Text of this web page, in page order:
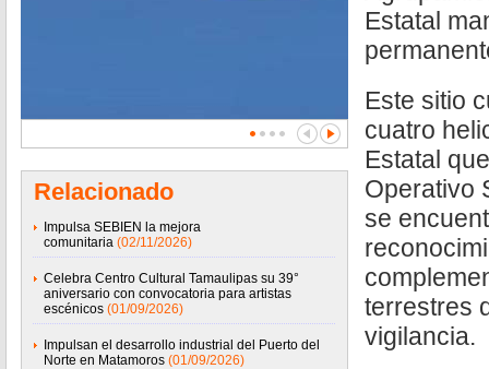
Relacionado
Impulsa SEBIEN la mejora
comunitaria (02/11/2026)
Celebra Centro Cultural Tamaulipas su 39°
aniversario con convocatoria para artistas
escénicos (01/09/2026)
Impulsan el desarrollo industrial del Puerto del
Norte en Matamoros (01/09/2026)
Estatal
Este sitio
cuatro
Estatal
Operativo
se
terrestres
vigilancia.